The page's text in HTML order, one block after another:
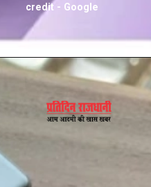
credit - Google